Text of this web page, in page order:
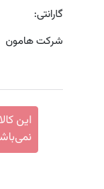
گارانتی:
شرکت هامون
این